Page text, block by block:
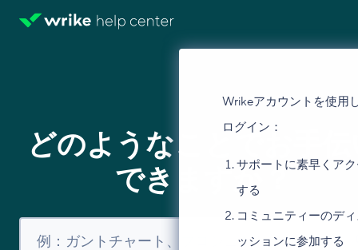
Wrikeアカウントを使用
ログイン：
サポートに素早くア
する
コミュニティーのデ
ッションに参加する
どのようなことでお手
できますか？